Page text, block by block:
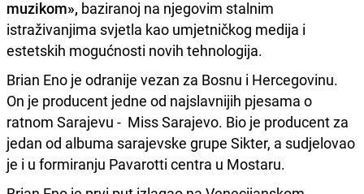
muzikom», baziranoj na njegovim stalnim
istraživanjima svjetla kao umjetničkog medija i
estetskih mogućnosti novih tehnologija.
Brian Eno je odranije vezan za Bosnu i Hercegovinu.
On je producent jedne od najslavnijih pjesama o
ratnom Sarajevu - Miss Sarajevo. Bio je producent za
jedan od albuma sarajevske grupe Sikter, a sudjelovao
je i u formiranju Pavarotti centra u Mostaru.